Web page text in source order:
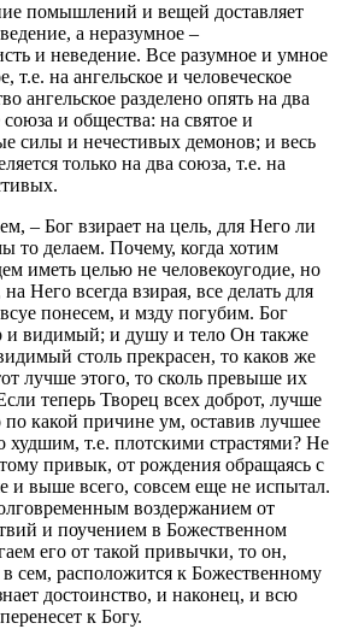
помышлений и вещей доставляет
а неразумное –
и неведение. Все разумное и умное
т.е. на ангельское и человеческое
ангельское разделено опять на два
и общества: на святое и
силы и нечестивых демонов; и весь
только на два союза, т.е. на
– Бог взирает на цель, для Него ли
то делаем. Почему, когда хотим
иметь целью не человекоугодие, но
Него всегда взирая, все делать для
понесем, и мзду погубим. Бог
и видимый; и душу и тело Он также
столь прекрасен, то каков же
лучше этого, то сколь превыше их
теперь Творец всех доброт, лучше
по какой причине ум, оставив лучшее
худшим, т.е. плотскими страстями? Не
привык, от рождения обращаясь с
и выше всего, совсем еще не испытал.
воздержанием от
и поучением в Божественном
его от такой привычки, то он,
сем, расположится к Божественному
достоинство, и наконец, и всю
к Богу.